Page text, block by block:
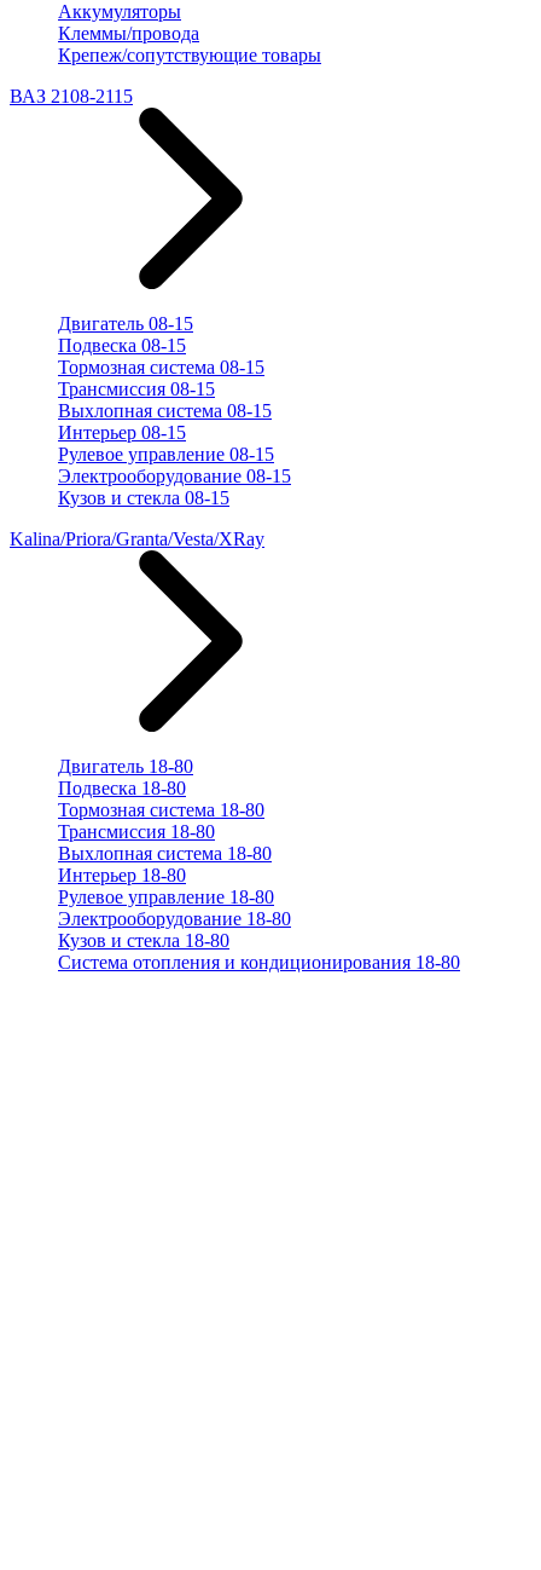
Аккумуляторы
Клеммы/провода
Крепеж/сопутствующие товары
ВАЗ 2108-2115
Двигатель 08-15
Подвеска 08-15
Тормозная система 08-15
Трансмиссия 08-15
Выхлопная система 08-15
Интерьер 08-15
Рулевое управление 08-15
Электрооборудование 08-15
Кузов и стекла 08-15
Kalina/Priora/Granta/Vesta/XRay
Двигатель 18-80
Подвеска 18-80
Тормозная система 18-80
Трансмиссия 18-80
Выхлопная система 18-80
Интерьер 18-80
Рулевое управление 18-80
Электрооборудование 18-80
Кузов и стекла 18-80
Система отопления и кондиционирования 18-80